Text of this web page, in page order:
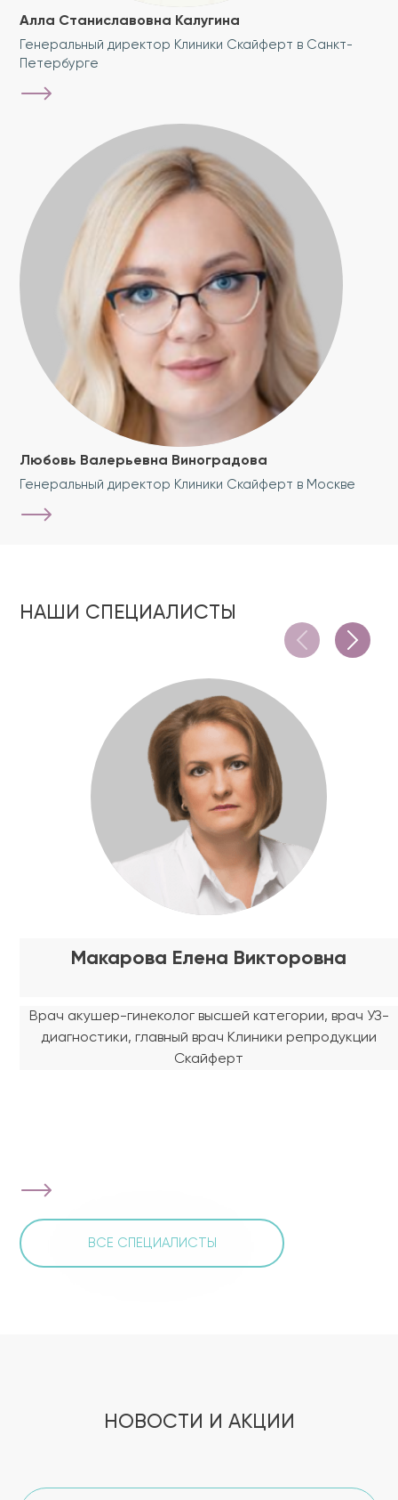
Алла Станиславовна Калугина
Генеральный директор Клиники Скайферт в Санкт-
Петербурге
Любовь Валерьевна Виноградова
Генеральный директор Клиники Скайферт в Москве
НАШИ СПЕЦИАЛИСТЫ
Макарова Елена Викторовна
Врач акушер-гинеколог высшей категории, врач УЗ-
диагностики, главный врач Клиники репродукции
Скайферт
ВСЕ СПЕЦИАЛИСТЫ
НОВОСТИ И АКЦИИ